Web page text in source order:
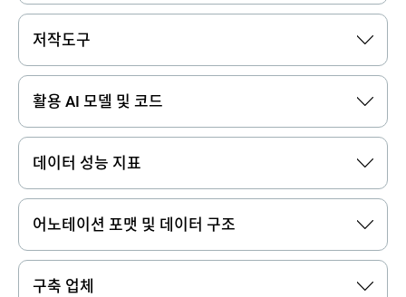
저작도구
활용 AI 모델 및 코드
데이터 성능 지표
어노테이션 포맷 및 데이터 구조
구축 업체